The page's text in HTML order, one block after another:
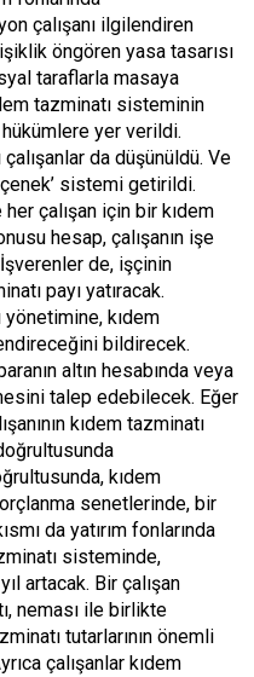
çalışanı ilgilendiren
öngören yasa tasarısı
taraflarla masaya
tazminatı sisteminin
hükümlere yer verildi.
da düşünüldü. Ve
sistemi getirildi.
çalışan için bir kıdem
hesap, çalışanın işe
de, işçinin
payı yatıracak.
yönetimine, kıdem
bildirecek.
altın hesabında veya
talep edebilecek. Eğer
kıdem tazminatı
kıdem
senetlerinde, bir
da yatırım fonlarında
sisteminde,
artacak. Bir çalışan
neması ile birlikte
tutarlarının önemli
çalışanlar kıdem